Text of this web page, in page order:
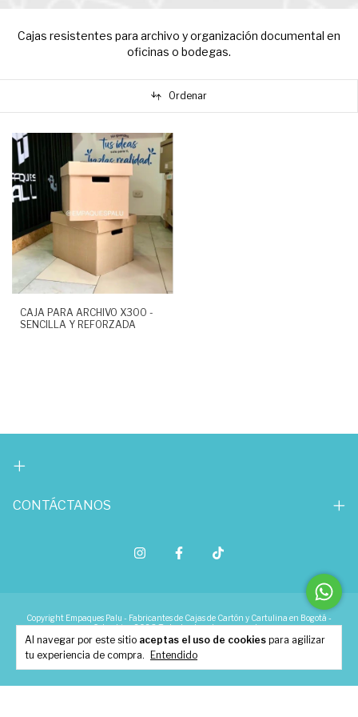
Al navegar por este sitio aceptas el uso de cookies para agilizar
tu experiencia de compra.
Entendido
Cajas resistentes para archivo y organización documental en
oficinas o bodegas.
Ordenar
CAJA PARA ARCHIVO X300 -
SENCILLA Y REFORZADA
CONTÁCTANOS
Copyright Empaques Palu - Fabricantes de Cajas de Cartón y Cartulina en Bogotá -
Colombia - 2026. Todos los derechos reservados.